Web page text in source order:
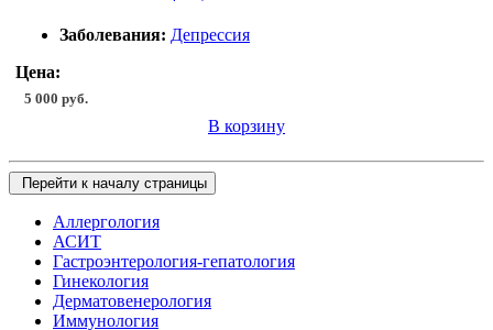
Заболевания: Депрессия
Цена:
5 000 руб.
В корзину
Перейти к началу страницы
Аллергология
АСИТ
Гастроэнтерология-гепатология
Гинекология
Дерматовенерология
Иммунология